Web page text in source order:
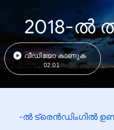
2018-ൽ
വീഡിയോ കാണുക
02:01
-ൽ ട്രെൻഡിംഗിൽ